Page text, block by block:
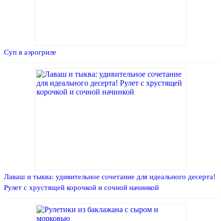
Суп в аэрогриле
Лаваш и тыква: удивительное сочетание для идеального десерта!
Рулет с хрустящей корочкой и сочной начинкой